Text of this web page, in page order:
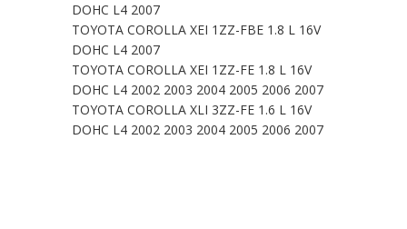
DOHC L4 2007
TOYOTA COROLLA XEI 1ZZ-FBE 1.8 L 16V
DOHC L4 2007
TOYOTA COROLLA XEI 1ZZ-FE 1.8 L 16V
DOHC L4 2002 2003 2004 2005 2006 2007
TOYOTA COROLLA XLI 3ZZ-FE 1.6 L 16V
DOHC L4 2002 2003 2004 2005 2006 2007